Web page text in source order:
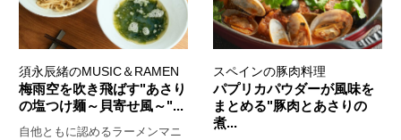
須永辰緒のMUSIC＆RAMEN
梅雨空を吹き飛ばす"あさり
の塩つけ麺～貝寄せ風～"...
自他ともに認めるラーメンマニ
スペインの豚肉料理
パプリカパウダーが風味を
まとめる"豚肉とあさりの
煮...